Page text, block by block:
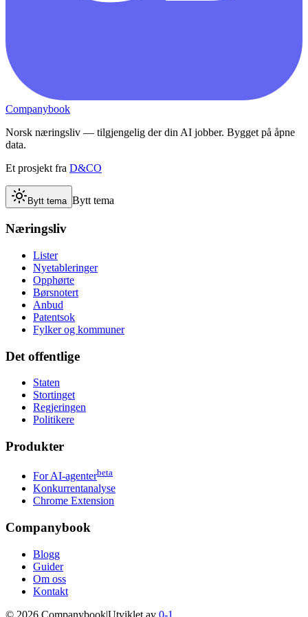
Companybook
Norsk næringsliv — tilgjengelig der din AI jobber. Bygget på åpne
data.
Et prosjekt fra D&CO
Bytt tema Bytt tema
Næringsliv
Lister
Nyetableringer
Opphørte
Børsnotert
Anbud
Patentsok
Fylker og kommuner
Det offentlige
Staten
Stortinget
Regjeringen
Politikere
Produkter
For AI-agenterbeta
Konkurrentanalyse
Chrome Extension
Companybook
Blogg
Guider
Om oss
Kontakt
© 2026 Companybook|Utviklet av 0-1